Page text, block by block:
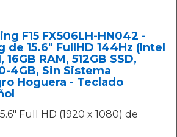
F15 FX506LH-HN042 -
15.6" FullHD 144Hz (Intel
RAM, 512GB SSD,
4GB, Sin Sistema
Hoguera - Teclado
Full HD (1920 x 1080) de